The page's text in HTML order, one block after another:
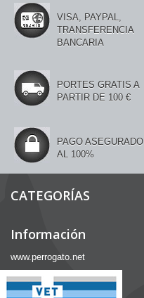
VISA, PAYPAL,
TRANSFERENCIA
BANCARIA
PORTES GRATIS A
PARTIR DE 100 €
PAGO ASEGURADO
AL 100%
CATEGORÍAS
Información
www.perrogato.net